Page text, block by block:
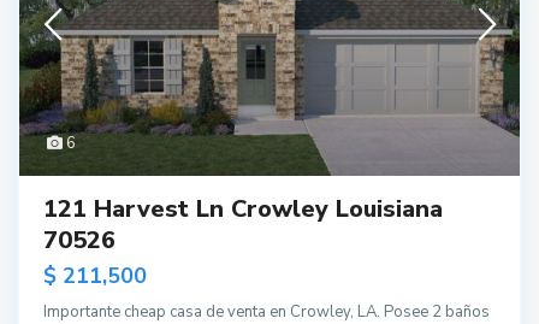
6
121 Harvest Ln Crowley Louisiana
70526
$ 211,500
Importante cheap casa de venta en Crowley, LA. Posee 2 baños